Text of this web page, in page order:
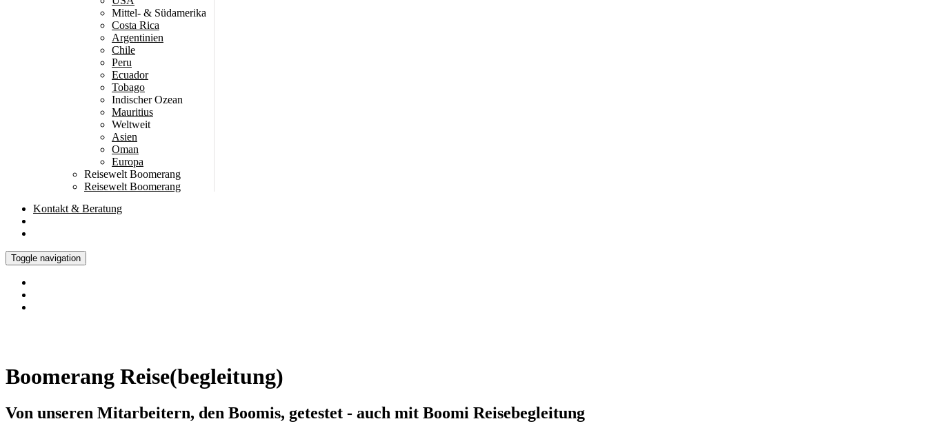
Mittel- & Südamerika
Costa Rica
Argentinien
Chile
Peru
Ecuador
Tobago
Indischer Ozean
Mauritius
Weltweit
Asien
Oman
Europa
Reisewelt Boomerang
Reisewelt Boomerang
Kontakt & Beratung
Toggle navigation
Boomerang Reise(begleitung)
Von unseren Mitarbeitern, den Boomis, getestet - auch mit Boomi Reisebegleitung